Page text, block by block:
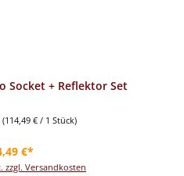
Socket + Reflektor Set
(114,49 € / 1 Stück)
Preis:
€*
zzgl. Versandkosten